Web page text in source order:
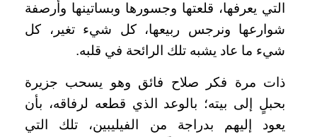
التي يعرفها، قلعتها وجسورها وبساتينها وأرصفة
شوارعها ونرجس ربيعها، كل شيء تغير، كل
شيء ما عاد يشبه تلك الرائحة في قلبه.
ذات مرة فكر صلاح فائق وهو يسحب جزيرة
بحبلٍ إلى بيته؛ بالوعد الذي قطعه لرفاقه، بأن
يعود إليهم بدراجة من الفيليبين، تلك التي